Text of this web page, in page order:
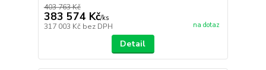
403 763 Kč
383 574 Kč/ks
317 003 Kč bez DPH na dotaz
Detail